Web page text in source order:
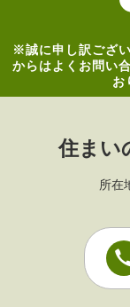
※誠に申し訳ござ
からはよくお問い
お
住まい
所在